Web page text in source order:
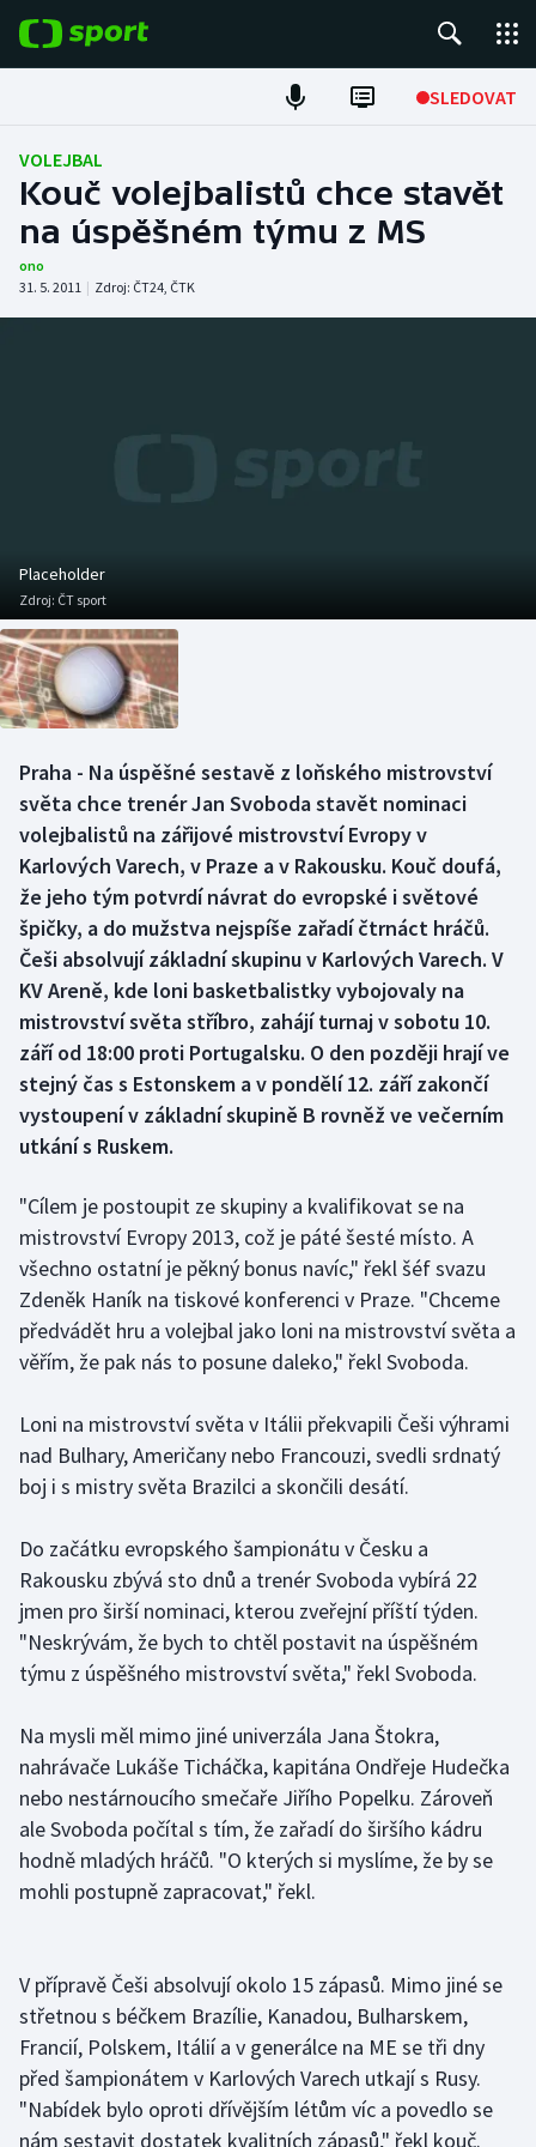
SLEDOVAT
Fotbal
Hokej
Atletika
Basketbal
Biatlon
Boby a skeleton
Box
Curling
Dostihy
Florbal
Futsal
Golf
Gymnastika
Jezdectví
Judo
Krasobruslení
Lezení
Lyže a snowboard
Motorsport
Olympijské hry
Plavání
Plážový volejbal
Rychlostní kanoistika
Short track
Sportovní střelba
Historické návraty
Aplikace ČT sport
AZ kvíz
VOLEJBAL
Kouč volejbalistů chce stavět
na úspěšném týmu z MS
ono
31. 5. 2011 | Zdroj: ČT24, ČTK
Placeholder
Zdroj: ČT sport
Praha - Na úspěšné sestavě z loňského mistrovství
světa chce trenér Jan Svoboda stavět nominaci
volejbalistů na zářijové mistrovství Evropy v
Karlových Varech, v Praze a v Rakousku. Kouč doufá,
že jeho tým potvrdí návrat do evropské i světové
špičky, a do mužstva nejspíše zařadí čtrnáct hráčů.
Češi absolvují základní skupinu v Karlových Varech. V
KV Areně, kde loni basketbalistky vybojovaly na
mistrovství světa stříbro, zahájí turnaj v sobotu 10.
září od 18:00 proti Portugalsku. O den později hrají ve
stejný čas s Estonskem a v pondělí 12. září zakončí
vystoupení v základní skupině B rovněž ve večerním
utkání s Ruskem.
"Cílem je postoupit ze skupiny a kvalifikovat se na
mistrovství Evropy 2013, což je páté šesté místo. A
všechno ostatní je pěkný bonus navíc," řekl šéf svazu
Zdeněk Haník na tiskové konferenci v Praze. "Chceme
předvádět hru a volejbal jako loni na mistrovství světa a
věřím, že pak nás to posune daleko," řekl Svoboda.
Loni na mistrovství světa v Itálii překvapili Češi výhrami
nad Bulhary, Američany nebo Francouzi, svedli srdnatý
boj i s mistry světa Brazilci a skončili desátí.
Do začátku evropského šampionátu v Česku a
Rakousku zbývá sto dnů a trenér Svoboda vybírá 22
jmen pro širší nominaci, kterou zveřejní příští týden.
"Neskrývám, že bych to chtěl postavit na úspěšném
týmu z úspěšného mistrovství světa," řekl Svoboda.
Na mysli měl mimo jiné univerzála Jana Štokra,
nahrávače Lukáše Ticháčka, kapitána Ondřeje Hudečka
nebo nestárnoucího smečaře Jiřího Popelku. Zároveň
ale Svoboda počítal s tím, že zařadí do širšího kádru
hodně mladých hráčů. "O kterých si myslíme, že by se
mohli postupně zapracovat," řekl.
V přípravě Češi absolvují okolo 15 zápasů. Mimo jiné se
střetnou s béčkem Brazílie, Kanadou, Bulharskem,
Francií, Polskem, Itálií a v generálce na ME se tři dny
před šampionátem v Karlových Varech utkají s Rusy.
"Nabídek bylo oproti dřívějším létům víc a povedlo se
nám sestavit dostatek kvalitních zápasů," řekl kouč.